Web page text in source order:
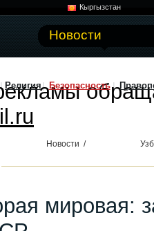
Кыргызстан
Новости
Религия Безопасность
Новости /
мировая: